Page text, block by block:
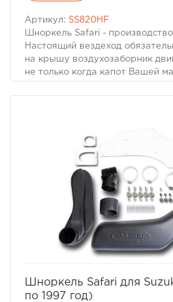
Артикул: SS820HF
Шноркель Safari -
Настоящий вездеход
на крышу воздухозаборник
не только когда капот Вашей
воды в цилиндры работающего
Вода, как известно, в отличие
соответственно гнутся
головки моторов, ломаются
Шноркель Safari для
по 1997 год)